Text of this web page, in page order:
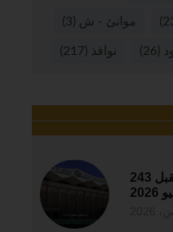
موانئ - ش (3)
(26) نوافذ (217)
مطار دمشق الدولي يستقبل 243